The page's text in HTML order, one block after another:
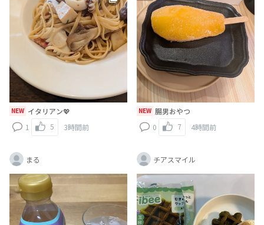
NEW イタリアン💖
1
5 3時間前
NEW 腸男おやつ
0
7 4時間前
まる チアスマイル